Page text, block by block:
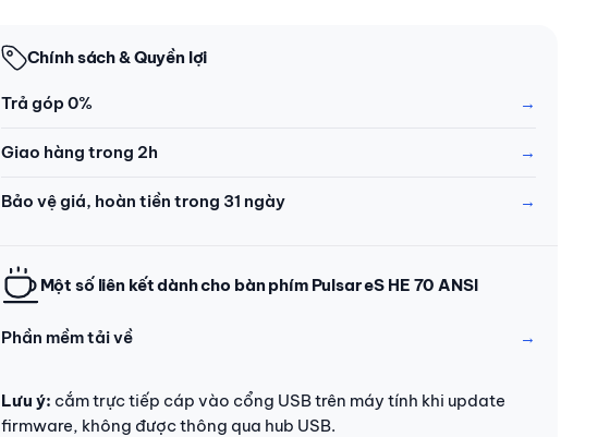
Chính sách & Quyền lợi
Trả góp 0%
Giao hàng trong 2h
Bảo vệ giá, hoàn tiền trong 31 ngày
Một số liên kết dành cho bàn phím Pulsar eS HE 70 ANSI
Phần mềm tải về
Lưu ý: cắm trực tiếp cáp vào cổng USB trên máy tính khi update
firmware, không được thông qua hub USB.